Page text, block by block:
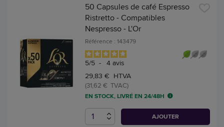
50 Capsules de café Espresso
Ristretto - Compatibles
Nespresso - L'Or
Référence : 143479
5/5 - 4 avis
29,83 € HTVA
(31,62 € TVAC)
EN STOCK, LIVRÉ EN 24/48H
AJOUTER